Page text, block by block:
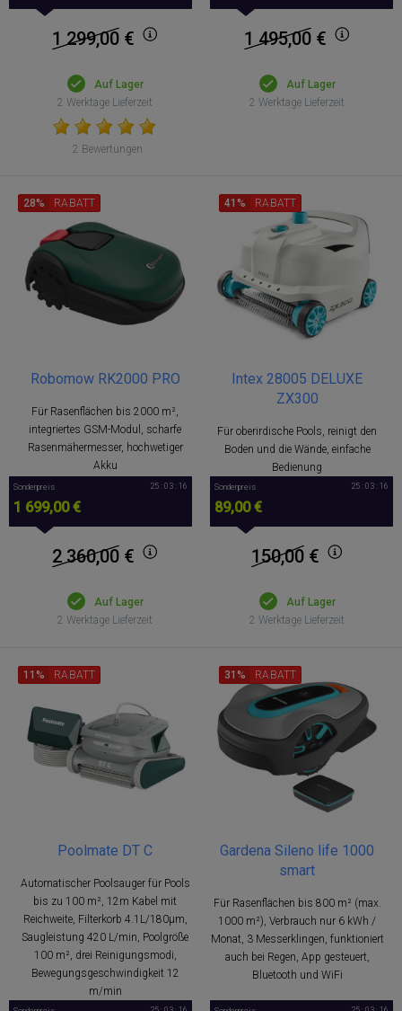
1 299,00 €
Auf Lager
2 Werktage Lieferzeit
2 Bewertungen
1 495,00 €
Auf Lager
2 Werktage Lieferzeit
Robomow RK2000 PRO
Für Rasenflächen bis 2000 m²,
integriertes GSM-Modul, scharfe
Rasenmähermesser, hochwetiger
Akku
28% RABATT
Sonderpreis
1 699,00 €
25 : 03 : 15
2 360,00 €
Auf Lager
2 Werktage Lieferzeit
Intex 28005 DELUXE
ZX300
Für oberirdische Pools, reinigt den
Boden und die Wände, einfache
Bedienung
41% RABATT
Sonderpreis
89,00 €
25 : 03 : 15
150,00 €
Auf Lager
2 Werktage Lieferzeit
Poolmate DT C
Automatischer Poolsauger für Pools
bis zu 100 m², 12m Kabel mit
Reichweite, Filterkorb 4.1L/180μm,
Saugleistung 420 L/min, Poolgröße
100 m², drei Reinigungsmodi,
Bewegungsgeschwindigkeit 12
m/min
11% RABATT
Gardena Sileno life 1000
smart
Für Rasenflächen bis 800 m² (max.
1000 m²), Verbrauch nur 6 kWh /
Monat, 3 Messerklingen, funktioniert
auch bei Regen, App gesteuert,
Bluetooth und WiFi
31% RABATT